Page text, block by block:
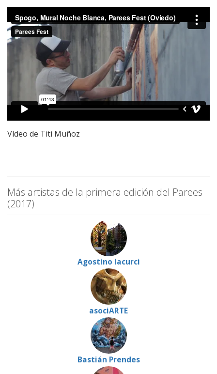
Vídeo de Titi Muñoz
Más artistas de la primera edición del Parees
(2017)
Agostino Iacurci
asociARTE
Bastián Prendes